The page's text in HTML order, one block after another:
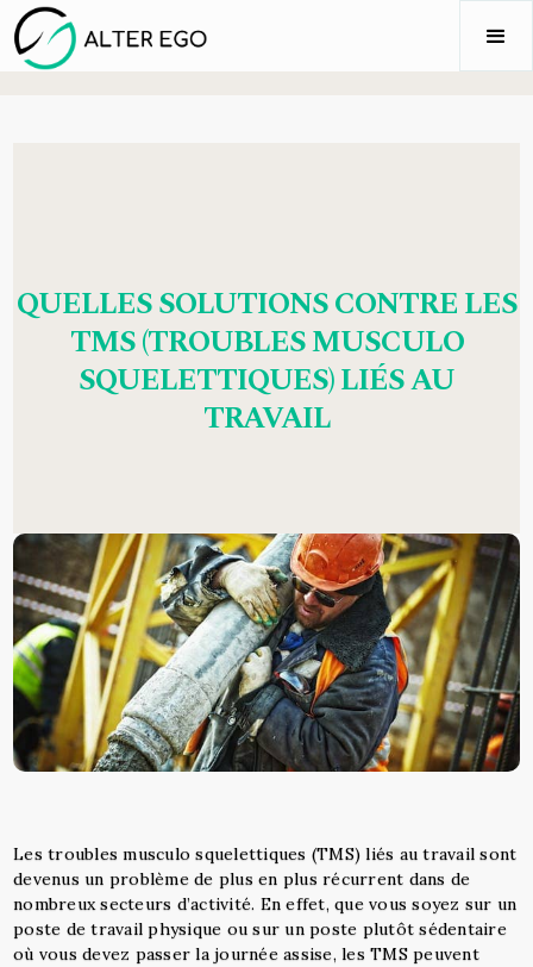
QUELLES SOLUTIONS CONTRE LES
TMS (TROUBLES MUSCULO
SQUELETTIQUES) LIÉS AU
TRAVAIL
Les troubles musculo squelettiques (TMS) liés au travail sont
devenus un problème de plus en plus récurrent dans de
nombreux secteurs d’activité. En effet, que vous soyez sur un
poste de travail physique ou sur un poste plutôt sédentaire
où vous devez passer la journée assise, les TMS peuvent